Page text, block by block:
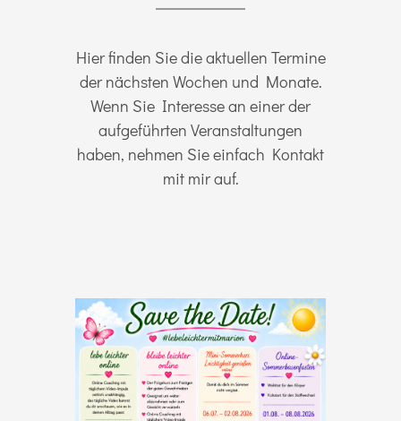
Hier finden Sie die aktuellen Termine
der nächsten Wochen und Monate.
Wenn Sie Interesse an einer der
aufgeführten Veranstaltungen
haben, nehmen Sie einfach Kontakt
mit mir auf.